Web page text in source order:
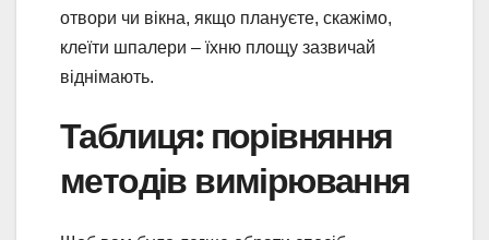
отвори чи вікна, якщо плануєте, скажімо,
клеїти шпалери – їхню площу зазвичай
віднімають.
Таблиця: порівняння
методів вимірювання